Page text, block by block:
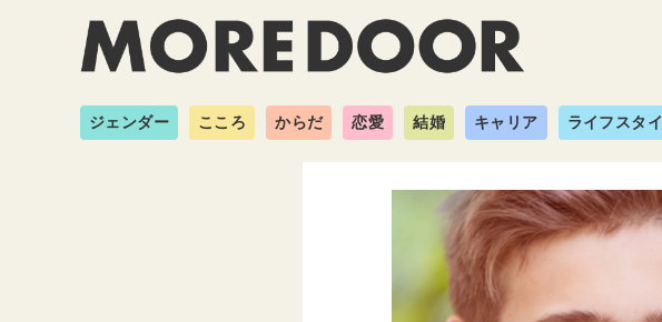
ジェンダー こころ からだ 恋愛 結婚 キャリア ライフスタ